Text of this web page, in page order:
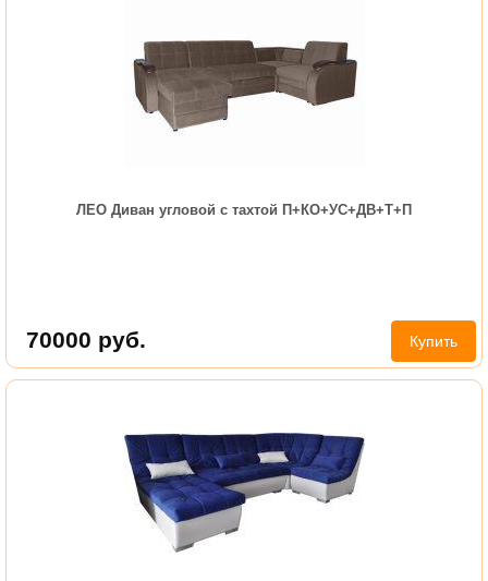
ЛЕО Диван угловой с тахтой П+КО+УС+ДВ+Т+П
70000 руб. Купить